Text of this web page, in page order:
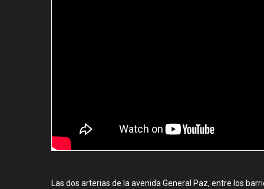
Las dos arterias de la avenida General Paz, entre los